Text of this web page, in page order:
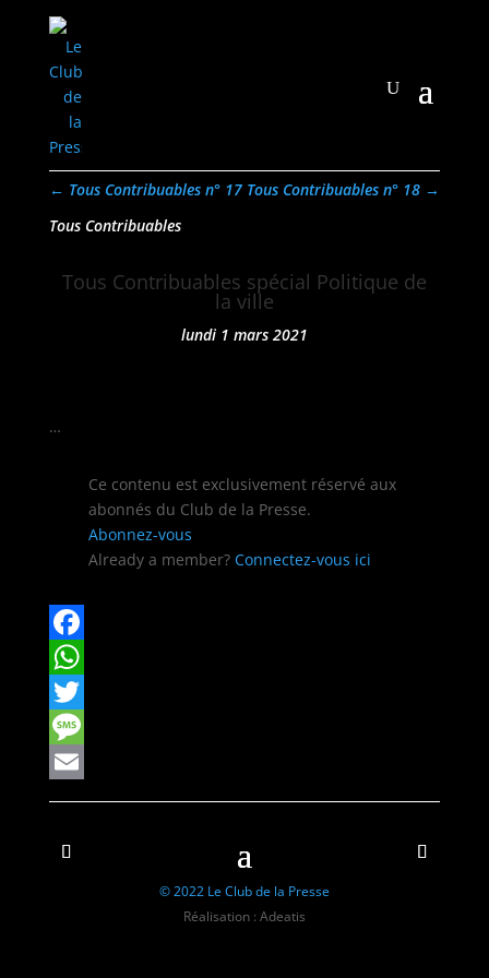
← Tous Contribuables n° 17 Tous Contribuables n° 18 →
Tous Contribuables
Tous Contribuables spécial Politique de
la ville
lundi 1 mars 2021
…
Ce con­tenu est exclu­sive­ment réservé aux
abon­nés du Club de la Presse.
Abon­nez-vous
Already a mem­ber? Con­nectez-vous ici
Facebook
WhatsApp
Twitter
Message
Email
© 2022 Le Club de la Presse
Réalisation : Adeatis